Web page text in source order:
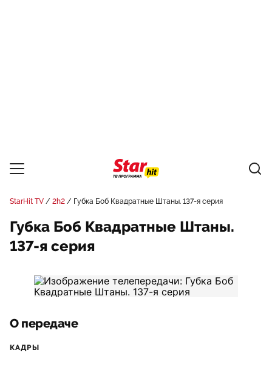
StarHit TV 2h2 Губка Боб Квадратные Штаны. 137-я серия
Губка Боб Квадратные Штаны.
137-я серия
О передаче
КАДРЫ